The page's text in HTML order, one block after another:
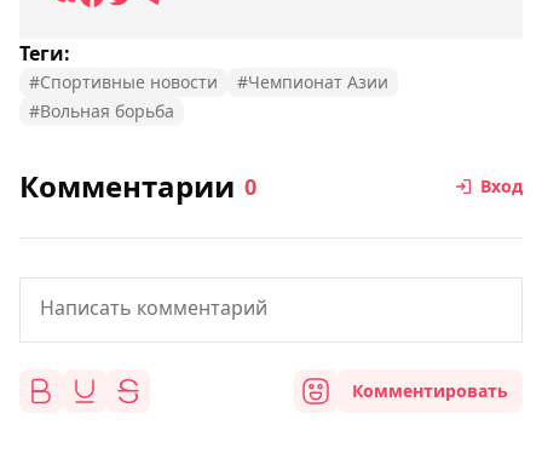
Теги:
#Спортивные новости
#Чемпионат Азии
#Вольная борьба
Комментарии 0 Вход
Комментировать